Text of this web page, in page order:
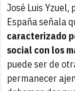
José Luis
España señala
caracterizado
social con los
puede ser de
permanecer